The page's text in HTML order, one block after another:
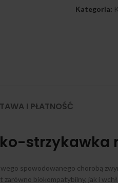
Kategoria:
I PŁATNOŚĆ
strzykawka
spowodowanego chorobą
biokompatybilny, jak i